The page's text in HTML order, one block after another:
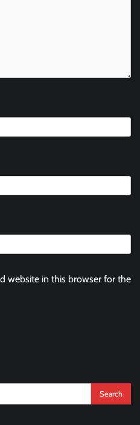
website in this browser for the